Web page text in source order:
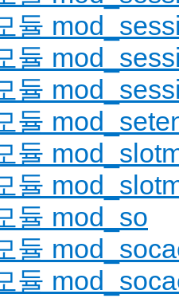
듈
듈
듈
듈
듈
듈
듈 mod_so
듈
듈